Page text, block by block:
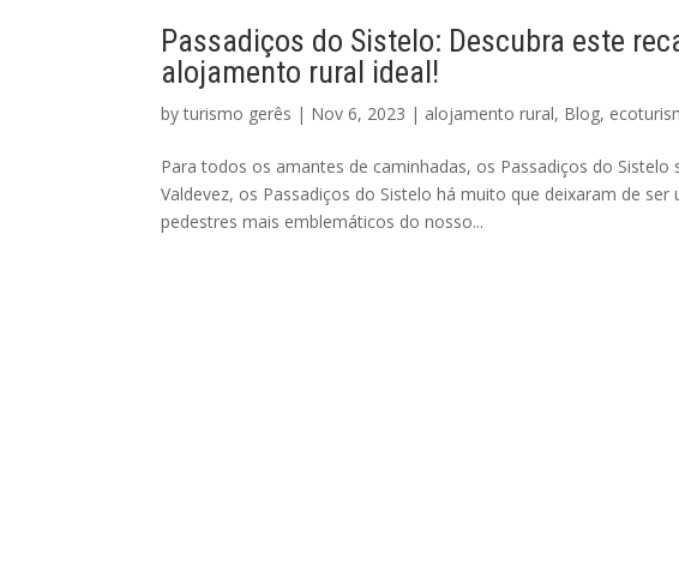
Passadiços do Sistelo: Descubra este
alojamento rural ideal!
byturismo gerês | Nov 6, 2023 | alojamento rural, Blog,
Para todos os amantes de caminhadas, os Passadiços do
Valdevez, os Passadiços do Sistelo há muito que deixaram de
pedestres mais emblemáticos do nosso...